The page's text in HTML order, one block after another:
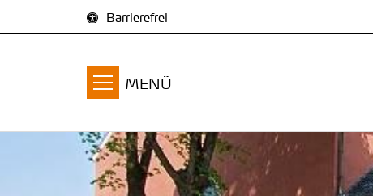
Zum Inhalt springen
Barrierefrei
MENÜ